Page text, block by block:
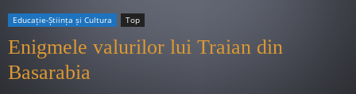
Educație-Știința și Cultura Top
Enigmele valurilor lui Traian din
Basarabia